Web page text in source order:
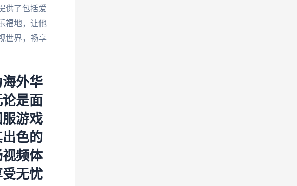
供了包括爱
福地，让他
世界，畅享
外华
是面
游戏
色的
频体
无忧